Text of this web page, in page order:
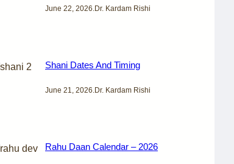
June 22, 2026 Dr. Kardam Rishi
Shani Dates And Timing
June 21, 2026 Dr. Kardam Rishi
Rahu Daan Calendar – 2026